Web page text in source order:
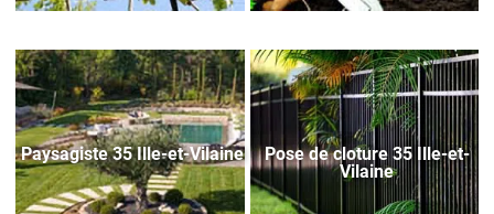
Paysagiste 35 Ille-et-Vilaine
Pose de cloture 35 Ille-et-
Vilaine